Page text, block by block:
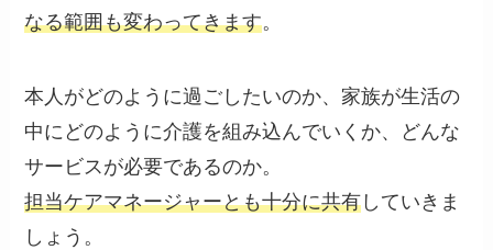
なる範囲も変わってきます。
本人がどのように過ごしたいのか、家族が生活の
中にどのように介護を組み込んでいくか、どんな
サービスが必要であるのか。
担当ケアマネージャーとも十分に共有 していきま
しょう。